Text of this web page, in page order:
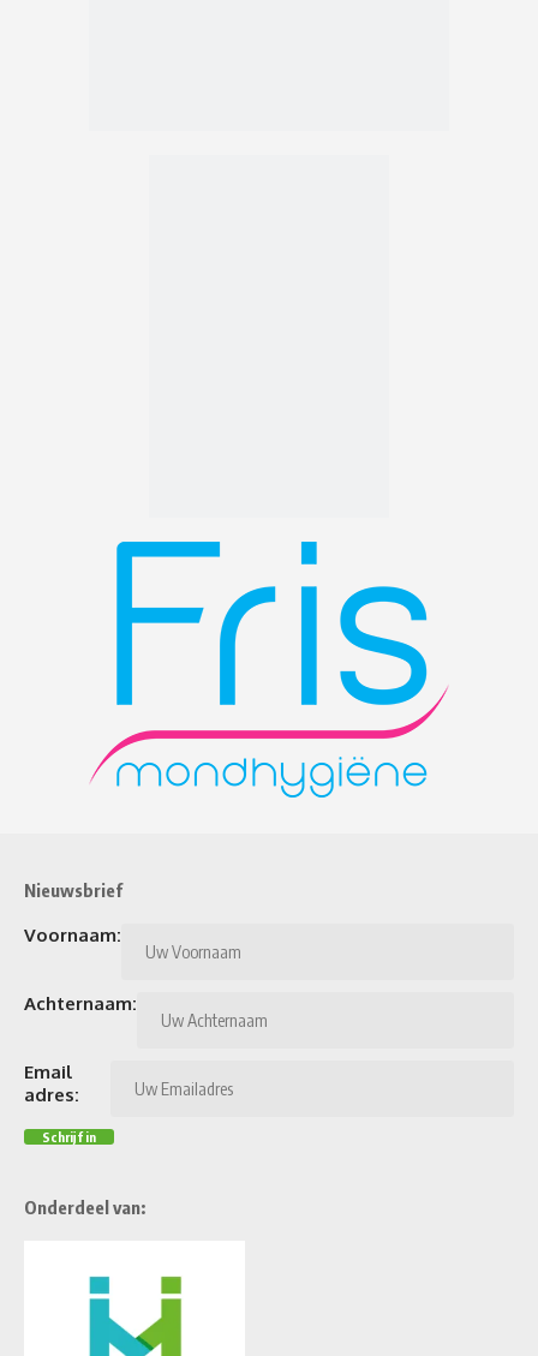
Nieuwsbrief
Voornaam:
Achternaam:
Email
adres:
Onderdeel van: